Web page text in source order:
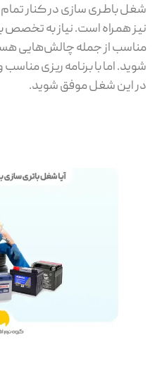
شغل باطری سازی در کنار تمام
نیز همراه است. نیاز به تخصص
مناسب از جمله چالش‌هایی
شوید. اما با برنامه ریزی
در این شغل موفق شوید.